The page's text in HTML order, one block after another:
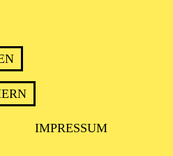
IMPRESSUM
der Essener Innenstadt
Workshops und der
Neue Musik Ruhr
ca. 22:00 Uhr